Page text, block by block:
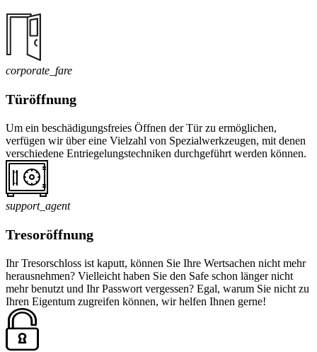
corporate_fare
Türöffnung
Um ein beschädigungsfreies Öffnen der Tür zu ermöglichen,
verfügen wir über eine Vielzahl von Spezialwerkzeugen, mit denen
verschiedene Entriegelungstechniken durchgeführt werden können.
support_agent
Tresoröffnung
Ihr Tresorschloss ist kaputt, können Sie Ihre Wertsachen nicht mehr
herausnehmen? Vielleicht haben Sie den Safe schon länger nicht
mehr benutzt und Ihr Passwort vergessen? Egal, warum Sie nicht zu
Ihren Eigentum zugreifen können, wir helfen Ihnen gerne!